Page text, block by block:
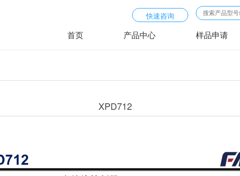
快速咨询
首页
产品中心 样品申请
XPD712